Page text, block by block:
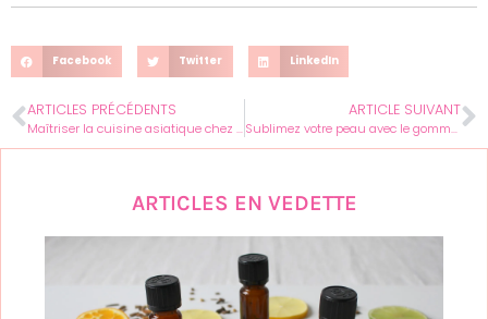
Facebook Twitter LinkedIn
ARTICLES PRÉCÉDENTS
Maîtriser la cuisine asiatique chez soi : astuces et recettes simples
ARTICLE SUIVANT
Sublimez votre peau avec le gommage au sel, le secret beauté des déesses
ARTICLES EN VEDETTE